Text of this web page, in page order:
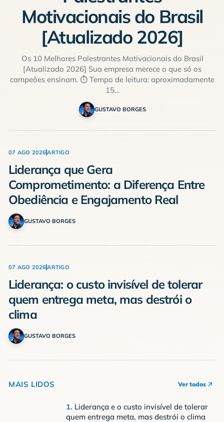
07 AGO 2026ARTIGO
Liderança que Gera
Comprometimento: a Diferença Entre
Obediência e Engajamento Real
GUSTAVO BORGES
07 AGO 2026ARTIGO
Liderança: o custo invisível de tolerar
quem entrega meta, mas destrói o
clima
GUSTAVO BORGES
Motivacionais do Brasil
[Atualizado 2026]
Os 10 Melhores Palestrantes Motivacionais do Brasil
[Atualizado 2026] Sua empresa merece o que só os
campeões ensinam. ⏱ Tempo de leitura: aproximadamente
15…
GUSTAVO BORGES
MAIS LIDOS Ver todos
1. Liderança e o custo invisível de tolerar
quem entrega meta, mas destrói o clima